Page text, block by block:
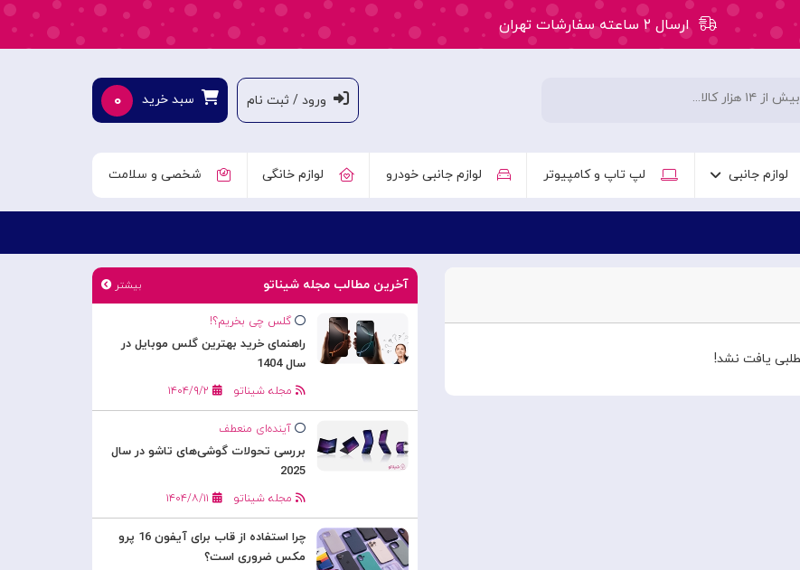
ارسال ۲ ساعته سفارشات تهران
ورود / ثبت نام سبد خرید ۰
لوازم جانبی لپ تاپ و کامپیوتر لوازم جانبی خودرو لوازم خانگی شخصی و سلامت
یافت نشد!
آخرین مطالب مجله شیناتو بیشتر
گلس چی بخریم؟!
راهنمای خرید بهترین گلس موبایل در
سال 1404
مجله شیناتو ۱۴۰۴/۹/۲
آینده‌ای منعطف
بررسی تحولات گوشی‌های تاشو در سال
2025
مجله شیناتو ۱۴۰۴/۸/۱۱
چرا استفاده از قاب برای آیفون 16 پرو
مکس ضروری است؟